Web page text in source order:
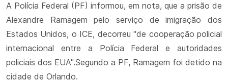
A Polícia Federal (PF) informou, em nota, que a prisão de
Alexandre Ramagem pelo serviço de imigração dos
Estados Unidos, o ICE, decorreu "de cooperação policial
internacional entre a Polícia Federal e autoridades
policiais dos EUA".Segundo a PF, Ramagem foi detido na
cidade de Orlando.